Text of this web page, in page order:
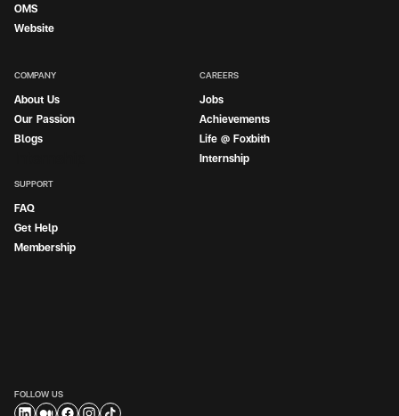
OMS
Website
COMPANY
About Us
Our Passion
Blogs
CAREERS
Jobs
Achievements
Life @ Foxbith
Internship
SUPPORT
FAQ
Get Help
Membership
FOLLOW US